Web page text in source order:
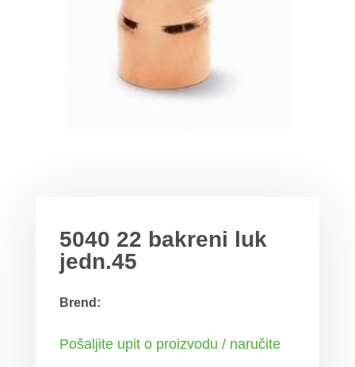
5040 22 bakreni luk
jedn.45
Brend:
Pošaljite upit o proizvodu / naručite